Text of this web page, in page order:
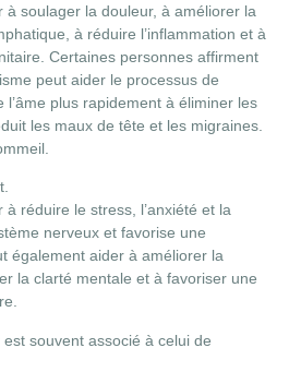
à soulager la douleur, à améliorer la
à réduire l’inflammation et à
Certaines personnes affirment
peut aider le processus de
plus rapidement à éliminer les
les maux de tête et les migraines.
réduire le stress, l’anxiété et la
nerveux et favorise une
également aider à améliorer la
la clarté mentale et à favoriser une
souvent associé à celui de